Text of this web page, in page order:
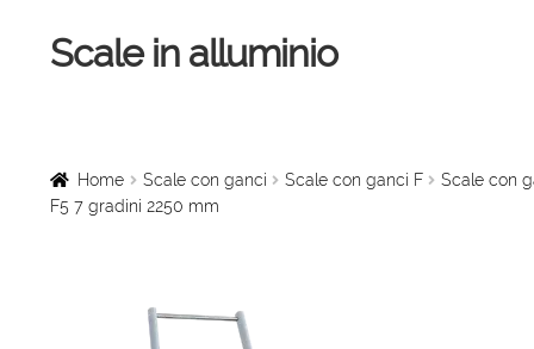
Vai
alla
Vai
al
Scale in alluminio
Scale a chiocciola
Home Scale con ganci Scale con ganci F
Scale con
F5 7 gradini 2250 mm